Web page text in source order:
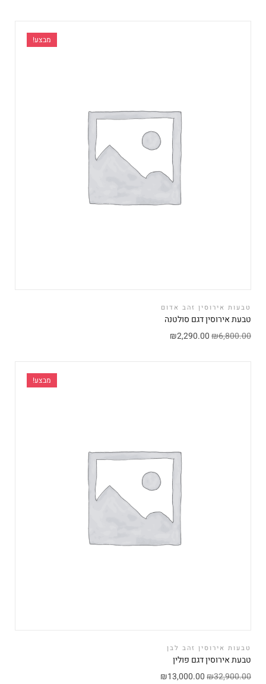
מבצע!
טבעות אירוסין זהב אדום
טבעת אירוסין דגם סולטנה
₪6,800.00
₪2,290.00
מבצע!
טבעות אירוסין זהב לבן
טבעת אירוסין דגם פולין
₪32,900.00
₪13,000.00